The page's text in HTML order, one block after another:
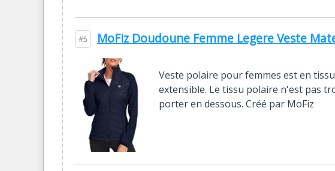
#5 MoFiz Doudoune Femme Legere Veste
Veste polaire pour femmes est en
extensible. Le tissu polaire n'est pas
porter en dessous. Créé par MoFiz